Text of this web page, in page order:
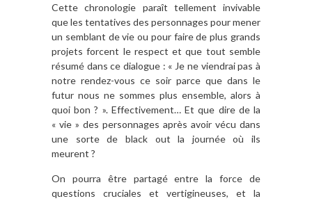
Cette chronologie paraît tellement invivable
que les tentatives des personnages pour mener
un semblant de vie ou pour faire de plus grands
projets forcent le respect et que tout semble
résumé dans ce dialogue : « Je ne viendrai pas à
notre rendez-vous ce soir parce que dans le
futur nous ne sommes plus ensemble, alors à
quoi bon ? ». Effectivement… Et que dire de la
« vie » des personnages après avoir vécu dans
une sorte de black out la journée où ils
meurent ?
On pourra être partagé entre la force de
questions cruciales et vertigineuses, et la